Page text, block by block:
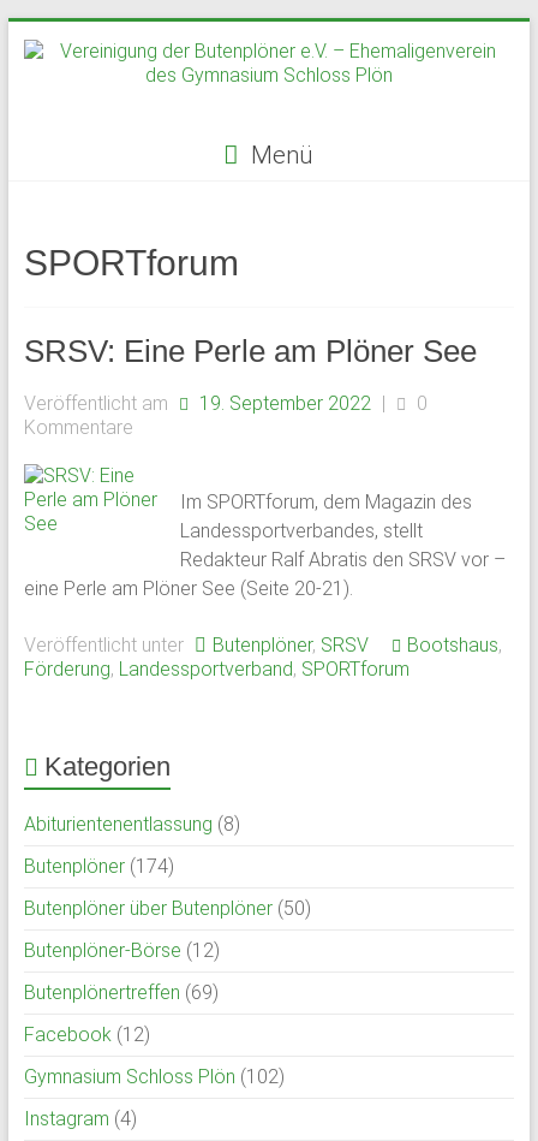
Inhalt
der
e.V.
–
Ehemaligenverein
des
Gymnasium
Schloss
1951
Schülern
des
Plöner
gegründet,
bildet
den
Zusammenschluß
Schüler,
Lehrkräfte
Mitarbeiter
Menü
SPORTforum
SRSV: Eine Perle am Plöner See
Veröffentlicht am 19. September 2022 |
0
Kommentare
Im SPORTforum, dem Magazin des
Landessportverbandes, stellt
Redakteur Ralf Abratis den SRSV vor –
eine Perle am Plöner See (Seite 20-21).
Veröffentlicht unter Butenplöner, SRSV Bootshaus,
Förderung, Landessportverband, SPORTforum
Kategorien
Abiturientenentlassung (8)
Butenplöner(174)
Butenplöner über Butenplöner(50)
Butenplöner-Börse (12)
Butenplönertreffen (69)
Facebook(12)
Gymnasium Schloss Plön (102)
Instagram (4)